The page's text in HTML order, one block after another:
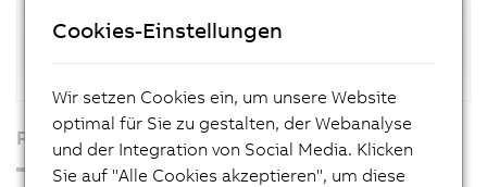
Produkte
Cookies-Einstellungen
Wir setzen Cookies ein, um unsere Website
optimal für Sie zu gestalten, der Webanalyse
und der Integration von Social Media. Klicken
Sie auf "Alle Cookies akzeptieren", um diese